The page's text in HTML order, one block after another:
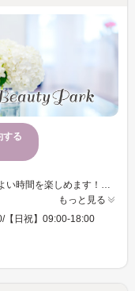
する
《比治山下駅徒歩6分♪♪》穏やかな空間で心地よい時間を楽しめます！くせ毛の改善に自信あり！様々な世代に愛される美容サロン！クレジットカードや電子マネー対応で、お支払いもスムーズ！高品質な施術でつい触れたくなるツヤ髪に！ 静かで穏やかな時間を過ごせるfemme 宝町店で、理想の髪を手に入れませんか？幅広い年齢層のお客様から支持されるこのサロンは、髪質改善と縮毛矯正に特化した専門的な施術を提供しています。うねりや広がり、パサつきにお悩みの方必見です。本気の美髪を追求するスタッフが、一人一人の髪質や悩みに寄り添いながら、オーダーメイドの施術で理想の髪へと導きます。水素カラーや美髪ストレートを駆使し、”つい触れたくなる”美しいツヤ髪を実現。信用できる技術とサービスで、美しい髪を手に入れ、安心して過ごせる心地よさを感じてください。
もっと見る
【日祝】09:00-18:00